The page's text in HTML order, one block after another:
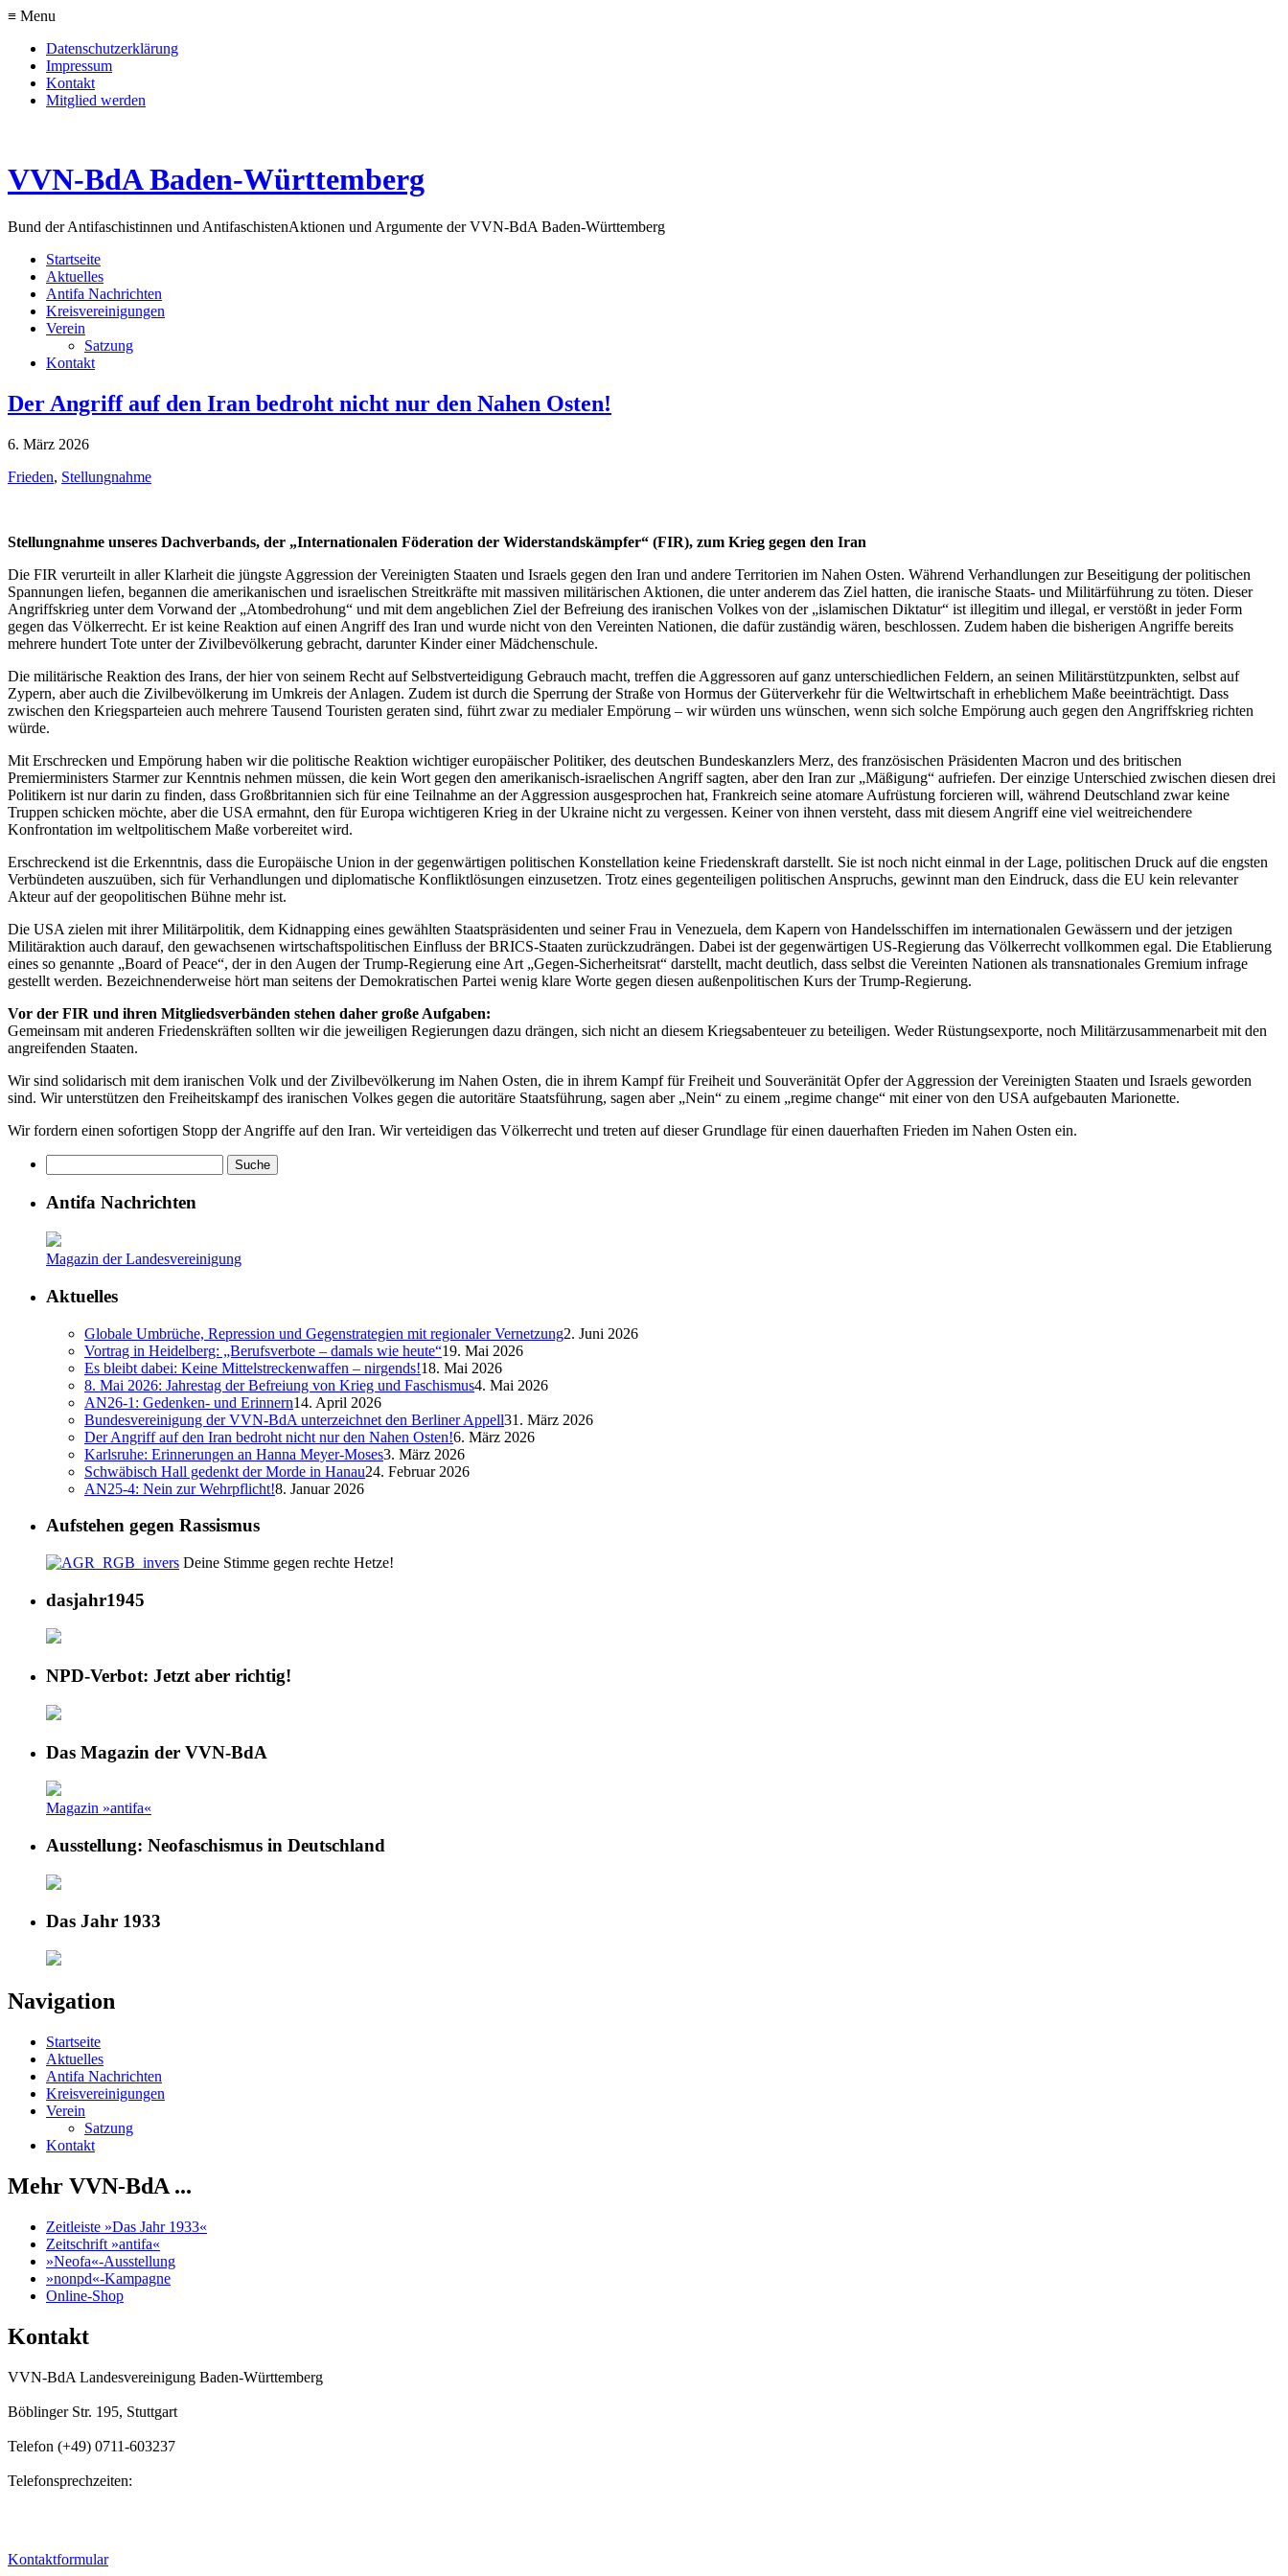
≡ Menu
Datenschutzerklärung
Impressum
Kontakt
Mitglied werden
VVN-BdA Baden-Württemberg
Bund der Antifaschistinnen und AntifaschistenAktionen und Argumente der VVN-BdA Baden-Württemberg
Startseite
Aktuelles
Antifa Nachrichten
Kreisvereinigungen
Verein
Satzung
Kontakt
Der Angriff auf den Iran bedroht nicht nur den Nahen Osten!
6. März 2026
Frieden, Stellungnahme
Stellungnahme unseres Dachverbands, der „Internationalen Föderation der Widerstandskämpfer“ (FIR), zum Krieg gegen den Iran
Die FIR verurteilt in aller Klarheit die jüngste Aggression der Vereinigten Staaten und Israels gegen den Iran und andere Territorien im Nahen Osten. Während Verhandlungen zur Beseitigung der politischen
Spannungen liefen, begannen die amerikanischen und israelischen Streitkräfte mit massiven militärischen Aktionen, die unter anderem das Ziel hatten, die iranische Staats- und Militärführung zu töten. Dieser
Angriffskrieg unter dem Vorwand der „Atombedrohung“ und mit dem angeblichen Ziel der Befreiung des iranischen Volkes von der „islamischen Diktatur“ ist illegitim und illegal, er verstößt in jeder Form
gegen das Völkerrecht. Er ist keine Reaktion auf einen Angriff des Iran und wurde nicht von den Vereinten Nationen, die dafür zuständig wären, beschlossen. Zudem haben die bisherigen Angriffe bereits
mehrere hundert Tote unter der Zivilbevölkerung gebracht, darunter Kinder einer Mädchenschule.
Die militärische Reaktion des Irans, der hier von seinem Recht auf Selbstverteidigung Gebrauch macht, treffen die Aggressoren auf ganz unterschiedlichen Feldern, an seinen Militärstützpunkten, selbst auf
Zypern, aber auch die Zivilbevölkerung im Umkreis der Anlagen. Zudem ist durch die Sperrung der Straße von Hormus der Güterverkehr für die Weltwirtschaft in erheblichem Maße beeinträchtigt. Dass
zwischen den Kriegsparteien auch mehrere Tausend Touristen geraten sind, führt zwar zu medialer Empörung – wir würden uns wünschen, wenn sich solche Empörung auch gegen den Angriffskrieg richten
würde.
Mit Erschrecken und Empörung haben wir die politische Reaktion wichtiger europäischer Politiker, des deutschen Bundeskanzlers Merz, des französischen Präsidenten Macron und des britischen
Premierministers Starmer zur Kenntnis nehmen müssen, die kein Wort gegen den amerikanisch-israelischen Angriff sagten, aber den Iran zur „Mäßigung“ aufriefen. Der einzige Unterschied zwischen diesen drei
Politikern ist nur darin zu finden, dass Großbritannien sich für eine Teilnahme an der Aggression ausgesprochen hat, Frankreich seine atomare Aufrüstung forcieren will, während Deutschland zwar keine
Truppen schicken möchte, aber die USA ermahnt, den für Europa wichtigeren Krieg in der Ukraine nicht zu vergessen. Keiner von ihnen versteht, dass mit diesem Angriff eine viel weitreichendere
Konfrontation im weltpolitischem Maße vorbereitet wird.
Erschreckend ist die Erkenntnis, dass die Europäische Union in der gegenwärtigen politischen Konstellation keine Friedenskraft darstellt. Sie ist noch nicht einmal in der Lage, politischen Druck auf die engsten
Verbündeten auszuüben, sich für Verhandlungen und diplomatische Konfliktlösungen einzusetzen. Trotz eines gegenteiligen politischen Anspruchs, gewinnt man den Eindruck, dass die EU kein relevanter
Akteur auf der geopolitischen Bühne mehr ist.
Die USA zielen mit ihrer Militärpolitik, dem Kidnapping eines gewählten Staatspräsidenten und seiner Frau in Venezuela, dem Kapern von Handelsschiffen im internationalen Gewässern und der jetzigen
Militäraktion auch darauf, den gewachsenen wirtschaftspolitischen Einfluss der BRICS-Staaten zurückzudrängen. Dabei ist der gegenwärtigen US-Regierung das Völkerrecht vollkommen egal. Die Etablierung
eines so genannte „Board of Peace“, der in den Augen der Trump-Regierung eine Art „Gegen-Sicherheitsrat“ darstellt, macht deutlich, dass selbst die Vereinten Nationen als transnationales Gremium infrage
gestellt werden. Bezeichnenderweise hört man seitens der Demokratischen Partei wenig klare Worte gegen diesen außenpolitischen Kurs der Trump-Regierung.
Vor der FIR und ihren Mitgliedsverbänden stehen daher große Aufgaben:
Gemeinsam mit anderen Friedenskräften sollten wir die jeweiligen Regierungen dazu drängen, sich nicht an diesem Kriegsabenteuer zu beteiligen. Weder Rüstungsexporte, noch Militärzusammenarbeit mit den
angreifenden Staaten.
Wir sind solidarisch mit dem iranischen Volk und der Zivilbevölkerung im Nahen Osten, die in ihrem Kampf für Freiheit und Souveränität Opfer der Aggression der Vereinigten Staaten und Israels geworden
sind. Wir unterstützen den Freiheitskampf des iranischen Volkes gegen die autoritäre Staatsführung, sagen aber „Nein“ zu einem „regime change“ mit einer von den USA aufgebauten Marionette.
Wir fordern einen sofortigen Stopp der Angriffe auf den Iran. Wir verteidigen das Völkerrecht und treten auf dieser Grundlage für einen dauerhaften Frieden im Nahen Osten ein.
Antifa Nachrichten
Magazin der Landesvereinigung
Aktuelles
Globale Umbrüche, Repression und Gegenstrategien mit regionaler Vernetzung2. Juni 2026
Vortrag in Heidelberg: „Berufsverbote – damals wie heute“19. Mai 2026
Es bleibt dabei: Keine Mittelstreckenwaffen – nirgends!18. Mai 2026
8. Mai 2026: Jahrestag der Befreiung von Krieg und Faschismus4. Mai 2026
AN26-1: Gedenken- und Erinnern14. April 2026
Bundesvereinigung der VVN-BdA unterzeichnet den Berliner Appell31. März 2026
Der Angriff auf den Iran bedroht nicht nur den Nahen Osten!6. März 2026
Karlsruhe: Erinnerungen an Hanna Meyer-Moses3. März 2026
Schwäbisch Hall gedenkt der Morde in Hanau24. Februar 2026
AN25-4: Nein zur Wehrpflicht!8. Januar 2026
Aufstehen gegen Rassismus
Deine Stimme gegen rechte Hetze!
dasjahr1945
NPD-Verbot: Jetzt aber richtig!
Das Magazin der VVN-BdA
Magazin »antifa«
Ausstellung: Neofaschismus in Deutschland
Das Jahr 1933
Navigation
Startseite
Aktuelles
Antifa Nachrichten
Kreisvereinigungen
Verein
Satzung
Kontakt
Mehr VVN-BdA ...
Zeitleiste »Das Jahr 1933«
Zeitschrift »antifa«
»Neofa«-Ausstellung
»nonpd«-Kampagne
Online-Shop
Kontakt
VVN-BdA Landesvereinigung Baden-Württemberg
Böblinger Str. 195, Stuttgart
Telefon (+49) 0711-603237
Telefonsprechzeiten:
Kontaktformular